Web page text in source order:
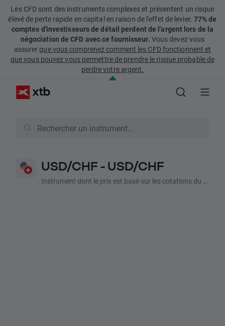
Les CFD sont des instruments complexes et présentent un risque
élevé de perte rapide en capital en raison de l'effet de levier. 77% de
comptes d'investisseurs de détail perdent de l'argent lors de la
négociation de CFD avec ce fournisseur. Vous devez vous
assurerque vous comprenez comment les CFD fonctionnent et
que vous pouvez vous permettre de prendre le risque probable de
perdre votre argent.
USD/CHF - USD/CHF
Instrument dont le prix est basé sur les cotations du Dollar Américain/Franc Suisse.